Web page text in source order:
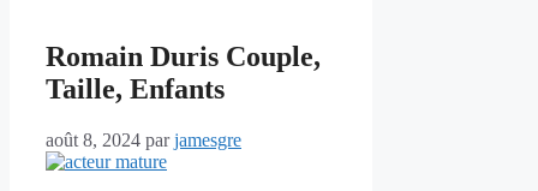
Romain Duris Couple,
Taille, Enfants
août 8, 2024 parjamesgre